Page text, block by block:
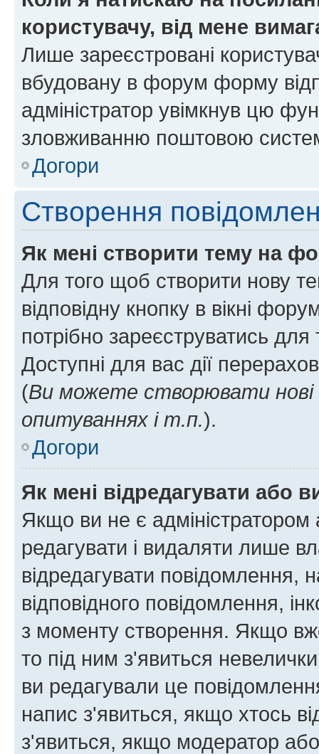
користувачу, від мене
Лише зареєстровані
вбудовану в форум форму
адміністратор увімкнув цю
зловживанню поштовою
Догори
Створення
Як мені створити тему на
Для того щоб створити нову
відповідну кнопку в вікні
потрібно зареєструватись
Доступні для вас дії
(Ви можете створювати
опитуваннях і т.п.).
Догори
Як мені відредагувати або
Якщо ви не є
редагувати і видаляти лише
відредагувати повідомлення,
відповідного повідомлення,
з моменту створення. Якщо
то під ним з'явиться
ви редагували це
напис з'явиться, якщо хтось
з'явиться, якщо модератор